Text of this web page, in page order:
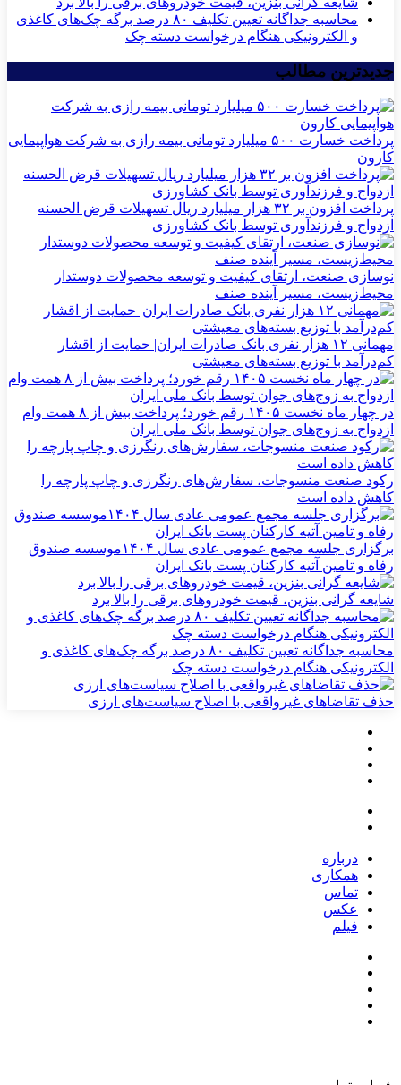
محاسبه جداگانه تعیین تکلیف ۸۰ درصد برگه چک‌های کاغذی
و الکترونیکی هنگام درخواست دسته چک
جدیدترین مطالب
پرداخت خسارت ۵۰۰ میلیارد تومانی بیمه رازی به شرکت هواپیمایی
کارون
پرداخت افزون بر ۳۲ هزار میلیارد ریال تسهیلات قرض الحسنه
ازدواج و فرزندآوری توسط بانک کشاورزی
نوسازی صنعت، ارتقای کیفیت و توسعه محصولات دوستدار
محیط‌زیست، مسیر آینده صنف
مهمانی ۱۲ هزار نفری بانک صادرات ایران| حمایت از اقشار
کم‌درآمد با توزیع بسته‌های معیشتی
در چهار ماه نخست ۱۴۰۵ رقم خورد؛ پرداخت بیش از ۸ همت وام
ازدواج به زوج‌های جوان توسط بانک ملی ایران
رکود صنعت منسوجات، سفارش‌های رنگرزی و چاپ پارچه را
کاهش داده است
برگزاری جلسه مجمع عمومی عادی سال ۱۴۰۴موسسه صندوق
رفاه و تامین آتیه کارکنان پست بانک ایران
شایعه گرانی بنزین، قیمت خودروهای برقی را بالا برد
محاسبه جداگانه تعیین تکلیف ۸۰ درصد برگه چک‌های کاغذی و
الکترونیکی هنگام درخواست دسته چک
حذف تقاضاهای غیرواقعی با اصلاح سیاست‌های ارزی
درباره
همکاری
تماس
عکس
فیلم